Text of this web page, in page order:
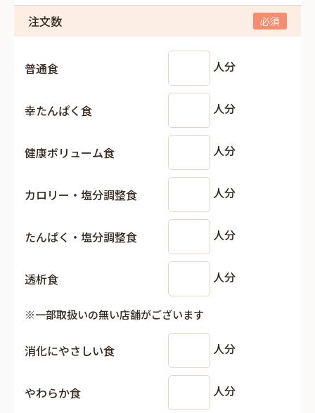
注文数
普通食 人分
幸たんぱく食 人分
健康ボリューム食 人分
カロリー・塩分調整食 人分
たんぱく・塩分調整食 人分
透析食 人分
※一部取扱いの無い店舗がございます
消化にやさしい食 人分
やわらか食 人分